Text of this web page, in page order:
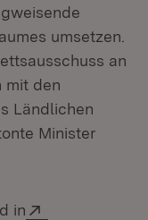
umsetzen.
an
mit den
Ländlichen
Minister
in